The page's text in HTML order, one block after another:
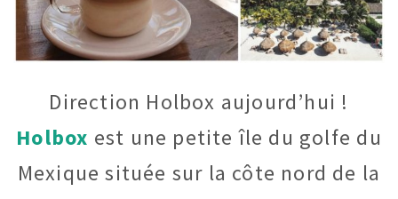
Direction Holbox aujourd’hui !
Holbox est une petite île du golfe du
Mexique située sur la côte nord de la